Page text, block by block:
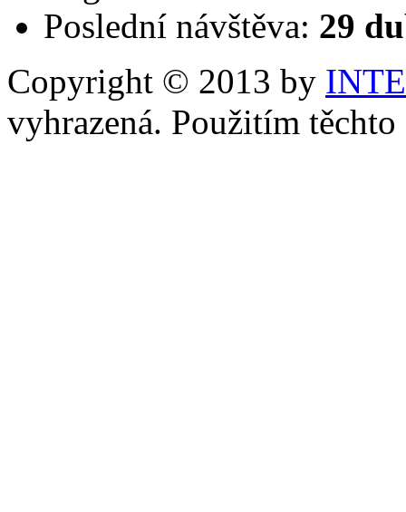
Poslední návštěva: 29
Copyright © 2013 by
vyhrazená. Použitím